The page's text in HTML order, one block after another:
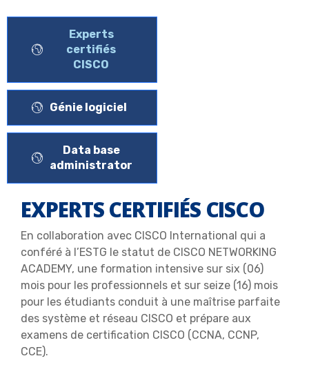
Experts
certifiés
CISCO
Génie logiciel
Data base
administrator
EXPERTS CERTIFIÉS CISCO
En collaboration avec CISCO International qui a
conféré à l’ESTG le statut de CISCO NETWORKING
ACADEMY, une formation intensive sur six (06)
mois pour les professionnels et sur seize (16) mois
pour les étudiants conduit à une maîtrise parfaite
des système et réseau CISCO et prépare aux
examens de certification CISCO (CCNA, CCNP,
CCE).